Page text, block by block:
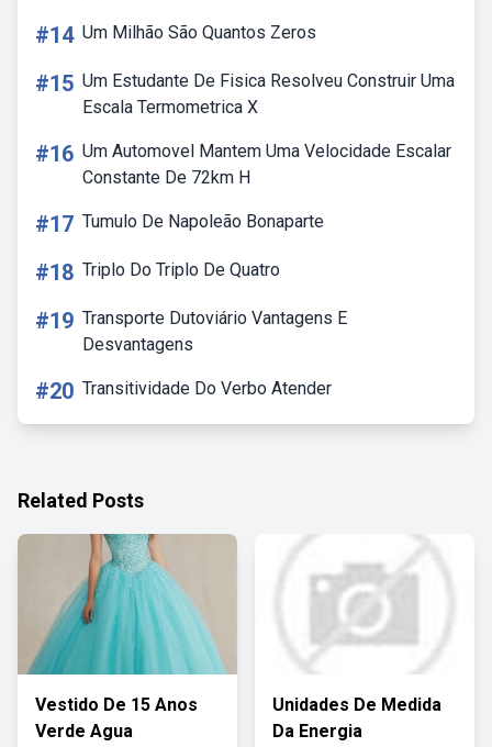
#14 Um Milhão São Quantos Zeros
#15 Um Estudante De Fisica Resolveu Construir Uma
Escala Termometrica X
#16 Um Automovel Mantem Uma Velocidade Escalar
Constante De 72km H
#17 Tumulo De Napoleão Bonaparte
#18 Triplo Do Triplo De Quatro
#19 Transporte Dutoviário Vantagens E
Desvantagens
#20 Transitividade Do Verbo Atender
Related Posts
Vestido De 15 Anos
Verde Agua
Unidades De Medida
Da Energia